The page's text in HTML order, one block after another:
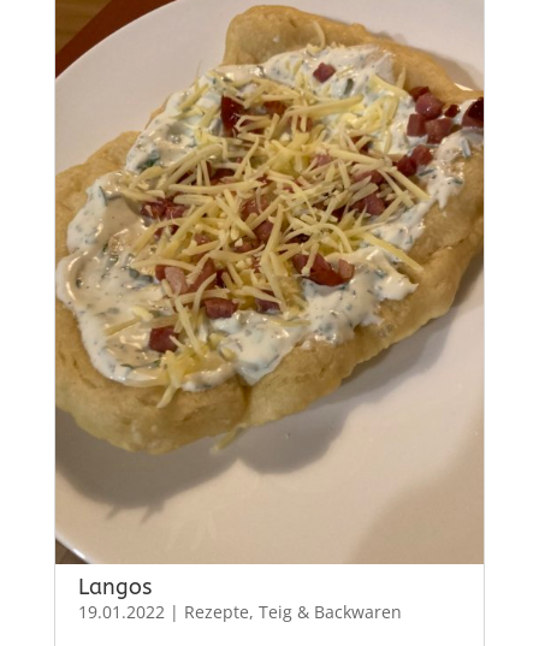
Langos
19.01.2022| Rezepte, Teig & Backwaren